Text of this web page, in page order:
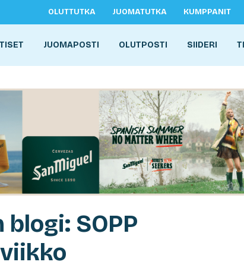
OLUTTUTKA JUOMATUTKA KUMPPANIT
JUOMAPOSTI OLUTPOSTI SIIDERI
SOPP